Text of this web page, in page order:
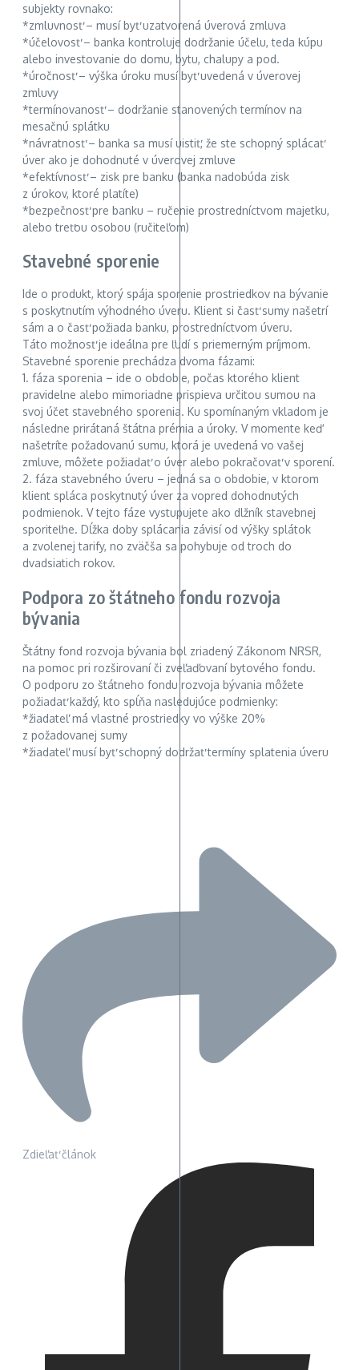
subjekty rovnako:
*zmluvnosť – musí byť uzatvorená úverová zmluva
*účelovosť – banka kontroluje dodržanie účelu, teda kúpu
alebo investovanie do domu, bytu, chalupy a pod.
*úročnosť – výška úroku musí byť uvedená v úverovej
zmluvy
*termínovanosť – dodržanie stanovených termínov na
mesačnú splátku
*návratnosť – banka sa musí uistiť, že ste schopný splácať
úver ako je dohodnuté v úverovej zmluve
*efektívnosť – zisk pre banku (banka nadobúda zisk
z úrokov, ktoré platíte)
*bezpečnosť pre banku – ručenie prostredníctvom majetku,
alebo treťou osobou (ručiteľom)
Stavebné sporenie
Ide o produkt, ktorý spája sporenie prostriedkov na bývanie
s poskytnutím výhodného úveru. Klient si časť sumy našetrí
sám a o časť požiada banku, prostredníctvom úveru.
Táto možnosť je ideálna pre ľudí s priemerným príjmom.
Stavebné sporenie prechádza dvoma fázami:
1. fáza sporenia – ide o obdobie, počas ktorého klient
pravidelne alebo mimoriadne prispieva určitou sumou na
svoj účet stavebného sporenia. Ku spomínaným vkladom je
následne prirátaná štátna prémia a úroky. V momente keď
našetríte požadovanú sumu, ktorá je uvedená vo vašej
zmluve, môžete požiadať o úver alebo pokračovať v sporení.
2. fáza stavebného úveru – jedná sa o obdobie, v ktorom
klient spláca poskytnutý úver za vopred dohodnutých
podmienok. V tejto fáze vystupujete ako dlžník stavebnej
sporiteľne. Dĺžka doby splácania závisí od výšky splátok
a zvolenej tarify, no zväčša sa pohybuje od troch do
dvadsiatich rokov.
Podpora zo štátneho fondu rozvoja
bývania
Štátny fond rozvoja bývania bol zriadený Zákonom NRSR,
na pomoc pri rozširovaní či zveľaďovaní bytového fondu.
O podporu zo štátneho fondu rozvoja bývania môžete
požiadať každý, kto spĺňa nasledujúce podmienky:
*žiadateľ má vlastné prostriedky vo výške 20%
z požadovanej sumy
*žiadateľ musí byť schopný dodržať termíny splatenia úveru
Zdieľať článok